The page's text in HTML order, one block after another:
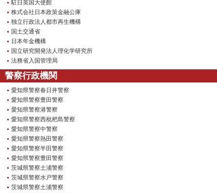
駐日英国大使館
株式会社日本政策金融公庫
独立行政法人都市再生機構
国土交通省
日本年金機構
国立研究開発法人理化学研究所
法務省入国管理局
警察行政機関
愛知県警察春日井警察
愛知県警察豊田警察
愛知県警察港警察
愛知県警察西枇杷島警察
愛知県警察中警察
愛知県警察熱田警察
愛知県警察半田警察
愛知県警察豊田警察
茨城県警察土浦警察
茨城県警察水戸警察
茨城県警察土浦警察